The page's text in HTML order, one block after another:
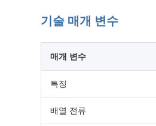
기술 매개 변수
매개 변수
특징
배열 전류